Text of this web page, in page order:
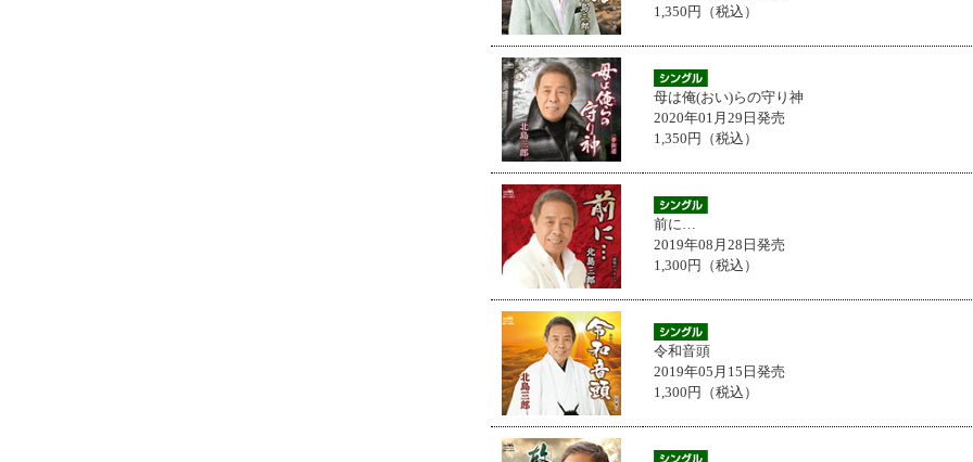
1,350円（税込）
母は俺(おい)らの守り神
2020年01月29日発売
1,350円（税込）
前に…
2019年08月28日発売
1,300円（税込）
令和音頭
2019年05月15日発売
1,300円（税込）